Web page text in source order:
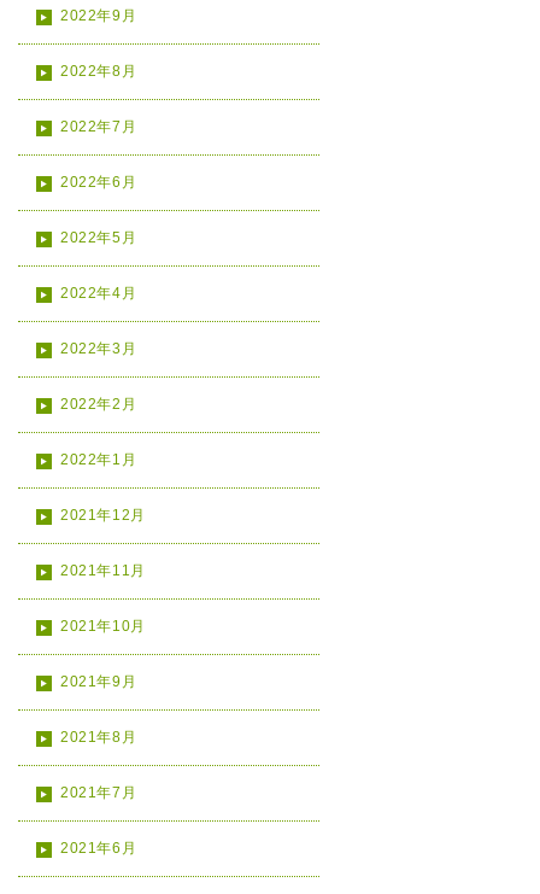
2022年9月
2022年8月
2022年7月
2022年6月
2022年5月
2022年4月
2022年3月
2022年2月
2022年1月
2021年12月
2021年11月
2021年10月
2021年9月
2021年8月
2021年7月
2021年6月